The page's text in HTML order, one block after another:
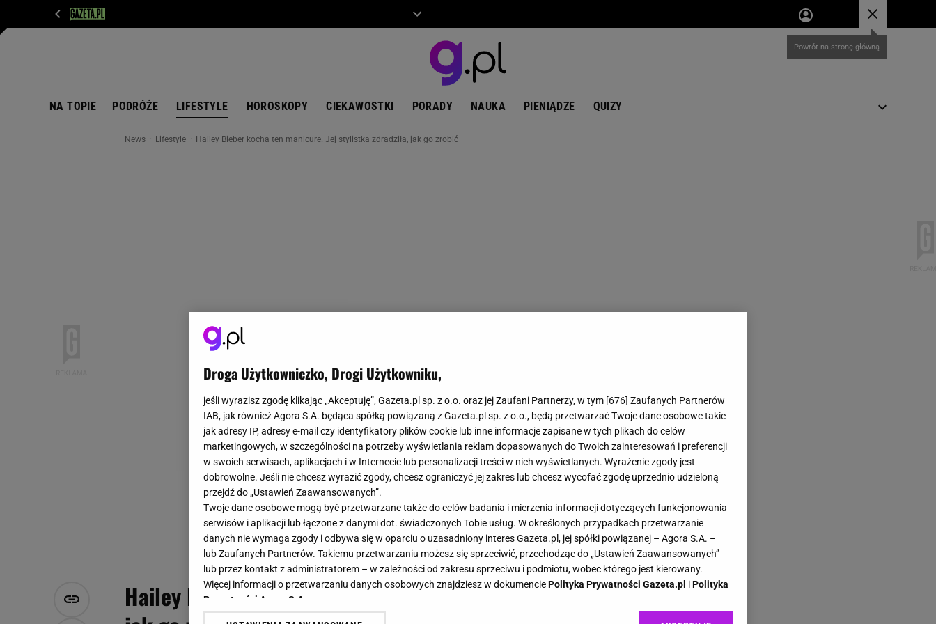
NA TOPIE PODRÓŻE LIFESTYLE HOROSKOPY CIEKAWOSTKI PORADY NAUKA PIENIĄDZE QUIZY
News Lifestyle Hailey Bieber kocha ten manicure. Jej stylistka zdradziła, jak go zrobić
Hailey Bieber kocha ten manicure. Jej stylistka zdradziła,
Droga Użytkowniczko, Drogi Użytkowniku,
jeśli wyrazisz zgodę klikając „Akceptuję”, Gazeta.pl sp. z o.o. oraz jej Zaufani Partnerzy, w tym [676] Zaufanych Partnerów
IAB, jak również Agora S.A. będąca spółką powiązaną z Gazeta.pl sp. z o.o., będą przetwarzać Twoje dane osobowe takie
jak adresy IP, adresy e-mail czy identyfikatory plików cookie lub inne informacje zapisane w tych plikach do celów
marketingowych, w szczególności na potrzeby wyświetlania reklam dopasowanych do Twoich zainteresowań i preferencji
w swoich serwisach, aplikacjach i w Internecie lub personalizacji treści w nich wyświetlanych. Wyrażenie zgody jest
dobrowolne. Jeśli nie chcesz wyrazić zgody, chcesz ograniczyć jej zakres lub chcesz wycofać zgodę uprzednio udzieloną
przejdź do „Ustawień Zaawansowanych”.
Twoje dane osobowe mogą być przetwarzane także do celów badania i mierzenia informacji dotyczących funkcjonowania
serwisów i aplikacji lub łączone z danymi dot. świadczonych Tobie usług. W określonych przypadkach przetwarzanie
danych nie wymaga zgody i odbywa się w oparciu o uzasadniony interes Gazeta.pl, jej spółki powiązanej – Agora S.A. –
lub Zaufanych Partnerów. Takiemu przetwarzaniu możesz się sprzeciwić, przechodząc do „Ustawień Zaawansowanych”
lub przez kontakt z administratorem – w zależności od zakresu sprzeciwu i podmiotu, wobec którego jest kierowany.
Więcej informacji o przetwarzaniu danych osobowych znajdziesz w dokumenciePolityka Prywatności Gazeta.pl iPolityka
Prywatności Agora S.A.